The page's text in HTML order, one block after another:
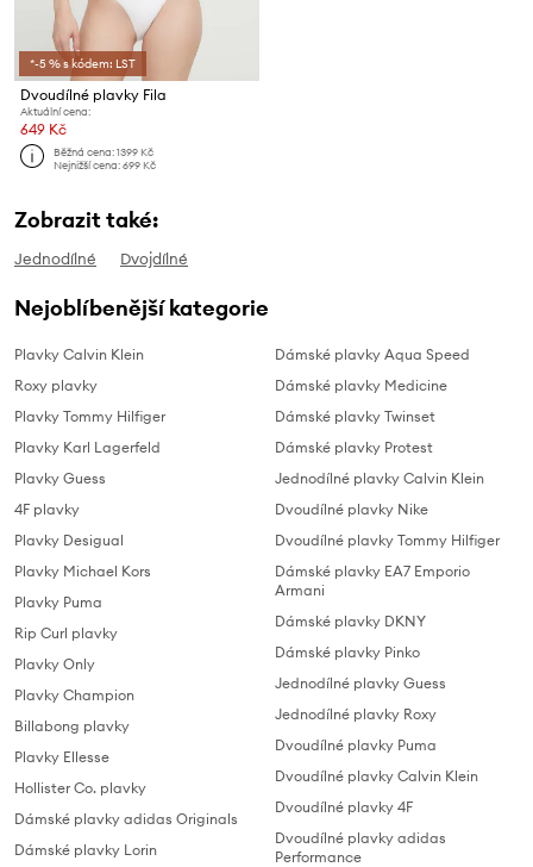
*-5 % s kódem: LST
Dvoudílné plavky Fila
Aktuální cena:
649 Kč
Běžná cena:1399 Kč
Nejnižší cena:699 Kč
Zobrazit také:
Jednodílné Dvojdílné
Nejoblíbenější kategorie
Plavky Calvin Klein
Roxy plavky
Plavky Tommy Hilfiger
Plavky Karl Lagerfeld
Plavky Guess
4F plavky
Plavky Desigual
Plavky Michael Kors
Plavky Puma
Rip Curl plavky
Plavky Only
Plavky Champion
Billabong plavky
Plavky Ellesse
Hollister Co. plavky
Dámské plavky adidas Originals
Dámské plavky Lorin
Dámské plavky Aqua Speed
Dámské plavky Medicine
Dámské plavky Twinset
Dámské plavky Protest
Jednodílné plavky Calvin Klein
Dvoudílné plavky Nike
Dvoudílné plavky Tommy Hilfiger
Dámské plavky EA7 Emporio
Armani
Dámské plavky DKNY
Dámské plavky Pinko
Jednodílné plavky Guess
Jednodílné plavky Roxy
Dvoudílné plavky Puma
Dvoudílné plavky Calvin Klein
Dvoudílné plavky 4F
Dvoudílné plavky adidas
Performance